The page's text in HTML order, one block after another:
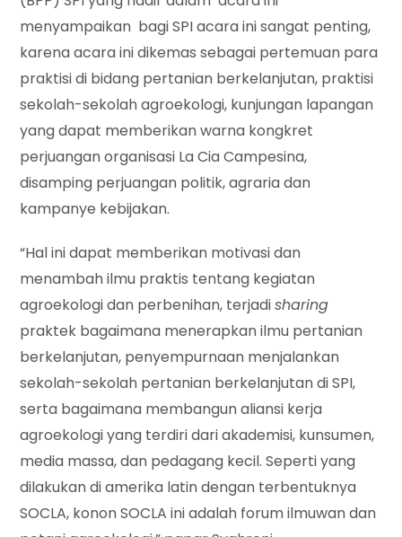
menyampaikan bagi SPI acara ini sangat penting,
karena acara ini dikemas sebagai pertemuan para
praktisi di bidang pertanian berkelanjutan, praktisi
sekolah-sekolah agroekologi, kunjungan lapangan
yang dapat memberikan warna kongkret
perjuangan organisasi La Cia Campesina,
disamping perjuangan politik, agraria dan
kampanye kebijakan.
“Hal ini dapat memberikan motivasi dan
menambah ilmu praktis tentang kegiatan
agroekologi dan perbenihan, terjadisharing
praktek bagaimana menerapkan ilmu pertanian
berkelanjutan, penyempurnaan menjalankan
sekolah-sekolah pertanian berkelanjutan di SPI,
serta bagaimana membangun aliansi kerja
agroekologi yang terdiri dari akademisi, kunsumen,
media massa, dan pedagang kecil. Seperti yang
dilakukan di amerika latin dengan terbentuknya
SOCLA, konon SOCLA ini adalah forum ilmuwan dan